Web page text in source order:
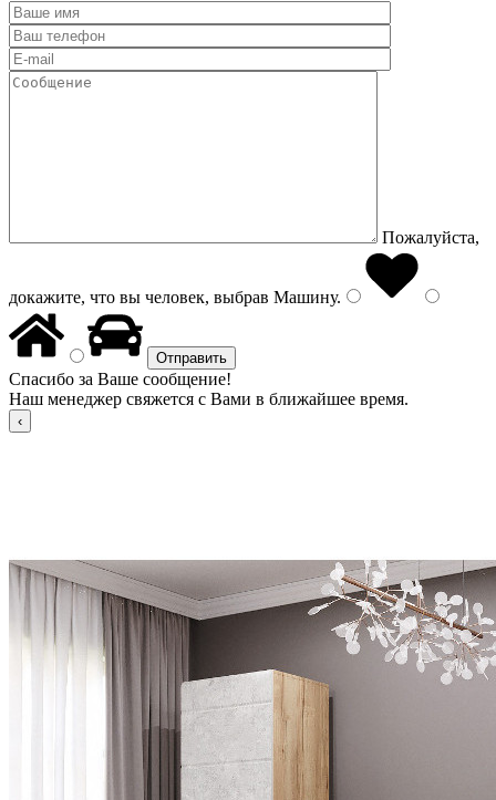
Пожалуйста,
докажите, что вы человек, выбрав Машину.
Спасибо за Ваше сообщение!
Наш менеджер свяжется с Вами в ближайшее время.